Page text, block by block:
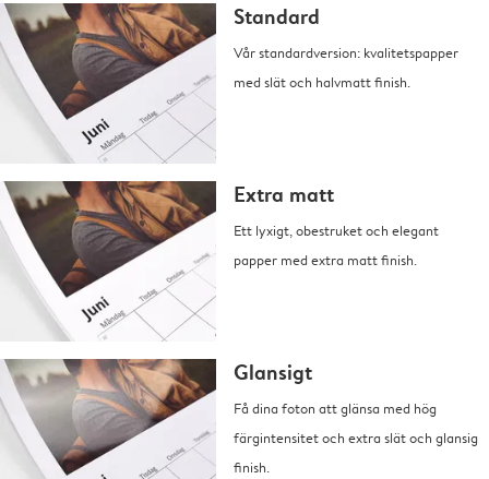
Standard
Vår standardversion: kvalitetspapper
med slät och halvmatt finish.
Extra matt
Ett lyxigt, obestruket och elegant
papper med extra matt finish.
Glansigt
Få dina foton att glänsa med hög
färgintensitet och extra slät och glansig
finish.